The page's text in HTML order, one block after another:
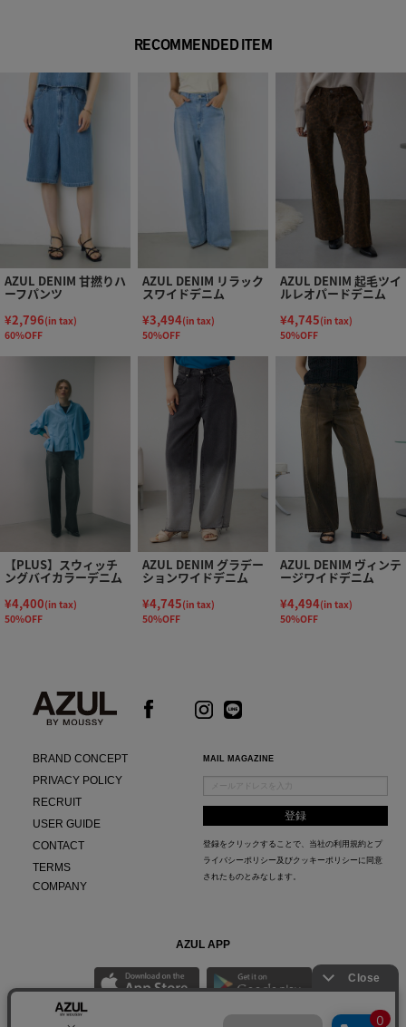
RECOMMENDED ITEM
AZUL DENIM 甘撚りハ
ーフパンツ
¥2,796(in tax)
60%OFF
AZUL DENIM リラック
スワイドデニム
¥3,494(in tax)
50%OFF
AZUL DENIM 起毛ツイ
ルレオパードデニム
¥4,745(in tax)
50%OFF
【PLUS】スウィッチ
ングバイカラーデニム
¥4,400(in tax)
50%OFF
AZUL DENIM グラデー
ションワイドデニム
¥4,745(in tax)
50%OFF
AZUL DENIM ヴィンテ
ージワイドデニム
¥4,494(in tax)
50%OFF
BRAND CONCEPT
PRIVACY POLICY
RECRUIT
USER GUIDE
CONTACT
TERMS
COMPANY
MAIL MAGAZINE
登録をクリックすることで、当社の利用規約と プ
ライバシーポリシー及びクッキーポリシー に同意
されたものとみなします。
AZUL APP